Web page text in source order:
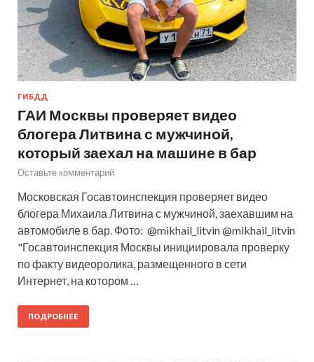
ГИБДД
ГАИ Москвы проверяет видео
блогера Литвина с мужчиной,
который заехал на машине в бар
Оставьте комментарий
Московская Госавтоинспекция проверяет видео
блогера Михаила Литвина с мужчиной, заехавшим на
автомобиле в бар. Фото: @mikhail_litvin @mikhail_litvin
"Госавтоинспекция Москвы инициировала проверку
по факту видеоролика, размещенного в сети
Интернет, на котором …
ПОДРОБНЕЕ